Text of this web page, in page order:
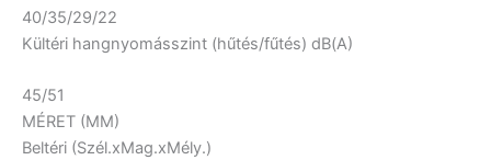
40/35/29/22
Kültéri hangnyomásszint (hűtés/fűtés) dB(A)
45/51
MÉRET (MM)
Beltéri (Szél.xMag.xMély.)